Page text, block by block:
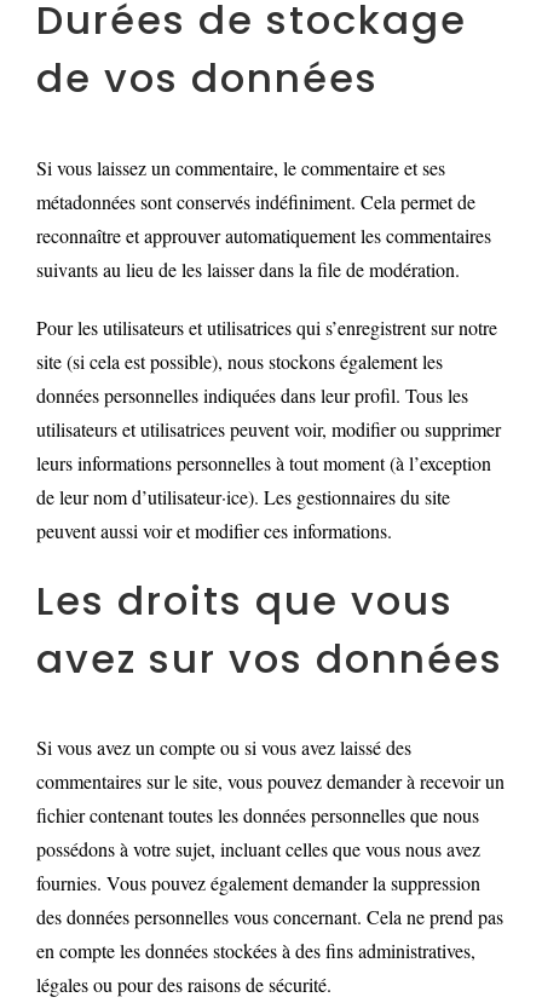
Durées de stockage
de vos données
Si vous laissez un commentaire, le commentaire et ses
métadonnées sont conservés indéfiniment. Cela permet de
reconnaître et approuver automatiquement les commentaires
suivants au lieu de les laisser dans la file de modération.
Pour les utilisateurs et utilisatrices qui s’enregistrent sur notre
site (si cela est possible), nous stockons également les
données personnelles indiquées dans leur profil. Tous les
utilisateurs et utilisatrices peuvent voir, modifier ou supprimer
leurs informations personnelles à tout moment (à l’exception
de leur nom d’utilisateur·ice). Les gestionnaires du site
peuvent aussi voir et modifier ces informations.
Les droits que vous
avez sur vos données
Si vous avez un compte ou si vous avez laissé des
commentaires sur le site, vous pouvez demander à recevoir un
fichier contenant toutes les données personnelles que nous
possédons à votre sujet, incluant celles que vous nous avez
fournies. Vous pouvez également demander la suppression
des données personnelles vous concernant. Cela ne prend pas
en compte les données stockées à des fins administratives,
légales ou pour des raisons de sécurité.